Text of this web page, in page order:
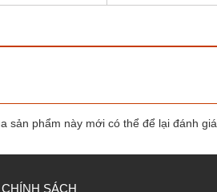
sản phẩm này mới có thể để lại đánh giá.
CHÍNH SÁCH